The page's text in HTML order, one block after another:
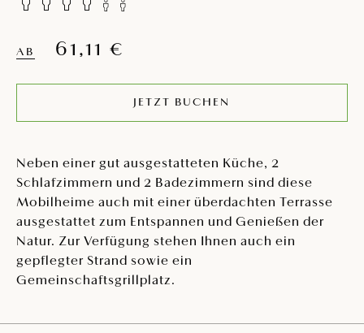
AB 61,11 €
JETZT BUCHEN
Neben einer gut ausgestatteten Küche, 2
Schlafzimmern und 2 Badezimmern sind diese
Mobilheime auch mit einer überdachten Terrasse
ausgestattet zum Entspannen und Genießen der
Natur. Zur Verfügung stehen Ihnen auch ein
gepflegter Strand sowie ein
Gemeinschaftsgrillplatz.